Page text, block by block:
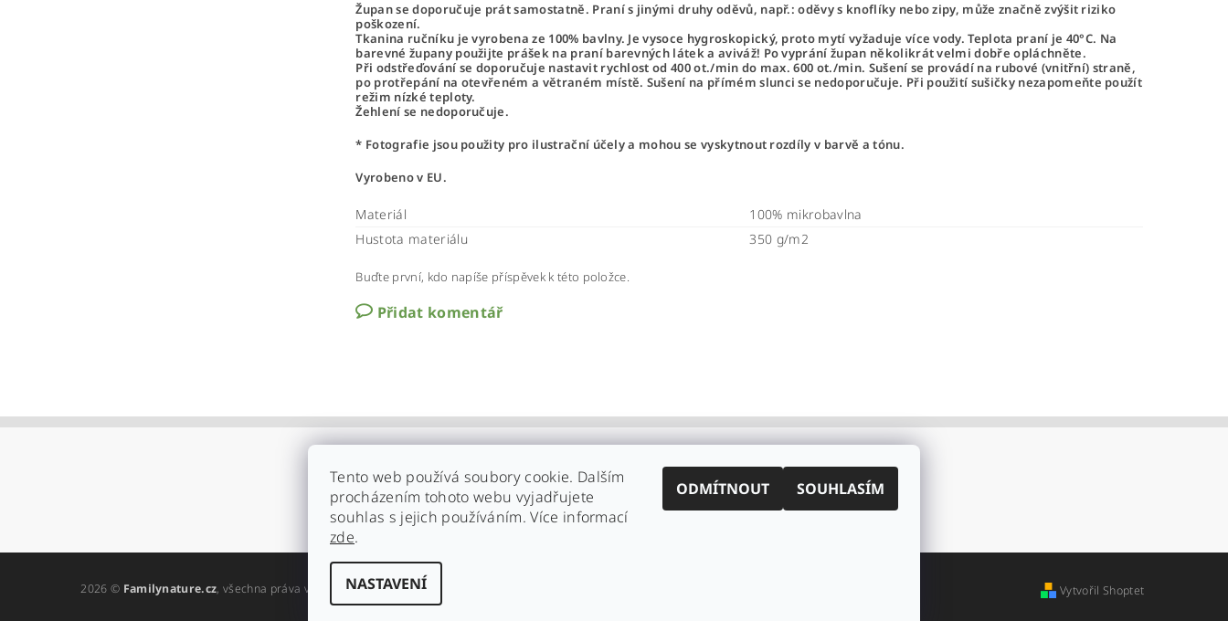
Župan se doporučuje prát samostatně. Praní s jinými druhy oděvů, např.: oděvy s knoflíky nebo zipy, může značně zvýšit riziko
poškození.
Tkanina ručníku je vyrobena ze 100% bavlny. Je vysoce hygroskopický, proto mytí vyžaduje více vody. Teplota praní je 40°C. Na
barevné župany použijte prášek na praní barevných látek a aviváž! Po vyprání župan několikrát velmi dobře opláchněte.
Při odstřeďování se doporučuje nastavit rychlost od 400 ot./min do max. 600 ot./min. Sušení se provádí na rubové (vnitřní) straně,
po protřepání na otevřeném a větraném místě. Sušení na přímém slunci se nedoporučuje. Při použití sušičky nezapomeňte použít
režim nízké teploty.
Žehlení se nedoporučuje.
* Fotografie jsou použity pro ilustrační účely a mohou se vyskytnout rozdíly v barvě a tónu.
Vyrobeno v EU.
Materiál
100% mikrobavlna
Hustota materiálu
350 g/m2
Buďte první, kdo napíše příspěvek k této položce.
Přidat komentář
2026 © Familynature.cz, všechna práva vyhrazenaUpravit nastavení cookies Vytvořil Shoptet
Tento web používá soubory cookie. Dalším
procházením tohoto webu vyjadřujete
souhlas s jejich používáním. Více informací
zde.
NASTAVENÍ
ODMÍTNOUT SOUHLASÍM